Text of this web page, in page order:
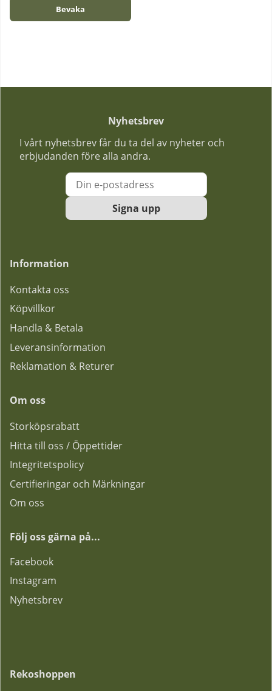
Bevaka
Nyhetsbrev
I vårt nyhetsbrev får du ta del av nyheter och
erbjudanden före alla andra.
Signa upp
Information
Kontakta oss
Köpvillkor
Handla & Betala
Leveransinformation
Reklamation & Returer
Om oss
Storköpsrabatt
Hitta till oss / Öppettider
Integritetspolicy
Certifieringar och Märkningar
Om oss
Följ oss gärna på...
Facebook
Instagram
Nyhetsbrev
Rekoshoppen